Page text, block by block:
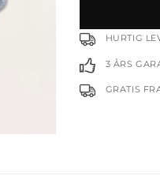
HURTIG
3 ÅRS
GRATIS